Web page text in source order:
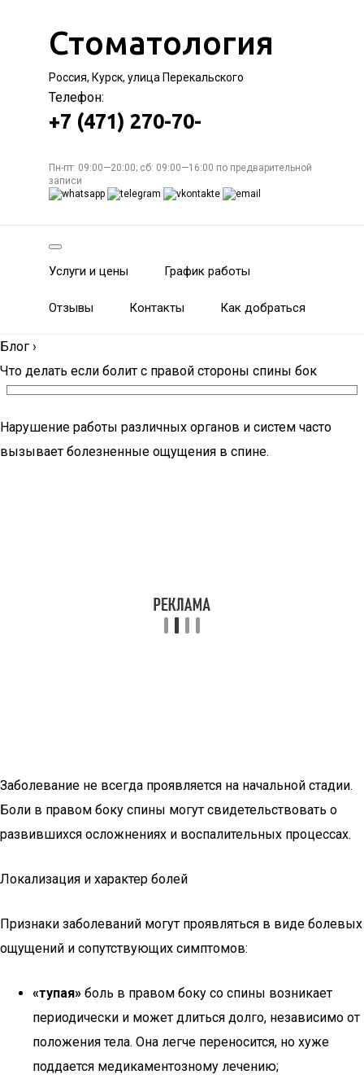
Стоматология
Россия, Курск, улица Перекальского
Телефон:
+7 (471) 270-70-
Пн-пт: 09:00—20:00; сб: 09:00—16:00 по предварительной
записи
Услуги и цены График работы
Отзывы Контакты Как добраться
Блог ›
Что делать если болит с правой стороны спины бок
Нарушение работы различных органов и систем часто
вызывает болезненные ощущения в спине.
Заболевание не всегда проявляется на начальной стадии.
Боли в правом боку спины могут свидетельствовать о
развившихся осложнениях и воспалительных процессах.
Локализация и характер болей
Признаки заболеваний могут проявляться в виде болевых
ощущений и сопутствующих симптомов:
«тупая» боль в правом боку со спины возникает
периодически и может длиться долго, независимо от
положения тела. Она легче переносится, но хуже
поддается медикаментозному лечению;